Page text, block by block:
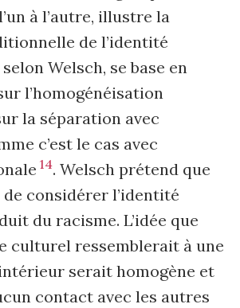
à l’autre, illustre la
de l’identité
Welsch, se base en
l’homogénéisation
la séparation avec
c’est le cas avec
14. Welsch prétend que
considérer l’identité
du racisme. L’idée que
culturel ressemblerait à une
serait homogène et
contact avec les autres